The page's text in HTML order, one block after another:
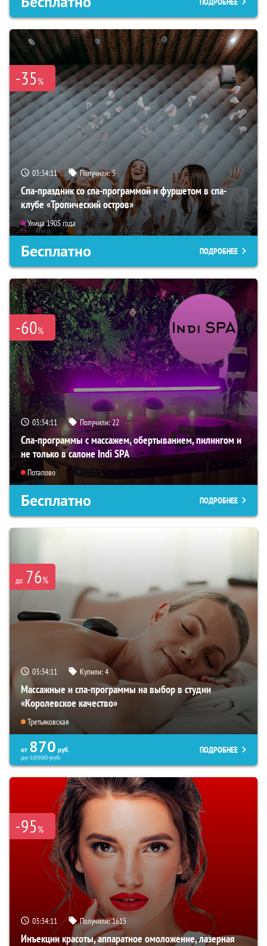
-35%
03:34:09 Получили:5
Спа-праздник со спа-программой и фуршетом в спа-
клубе «Тропический остров»
Улица 1905 года
Бесплатно ПОДРОБНЕЕ
-60%
03:34:09 Получили:22
Спа-программы с массажем, обертыванием, пилингом и
не только в салоне Indi SPA
Потапово
Бесплатно ПОДРОБНЕЕ
до 76%
03:34:09 Купили:4
Массажные и спа-программы на выбор в студии
«Королевское качество»
Третьяковская
от 870 руб.
до18900руб.
ПОДРОБНЕЕ
-95%
03:34:09 Получили:1615
Инъекции красоты, аппаратное омоложение, лазерная